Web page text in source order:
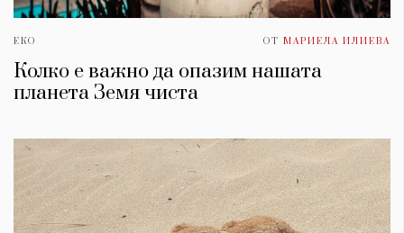
ЕКО ОТ МАРИЕЛА ИЛИЕВА
Колко е важно да опазим нашата
планета Земя чиста